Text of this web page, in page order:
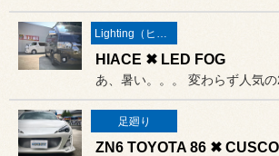
Lighting（ヒカリモノ）
HIACE ✖ LED FOG
足廻り